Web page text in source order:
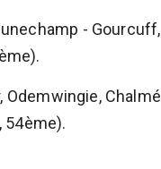
- Gourcuff,
Odemwingie, Chalmé
54ème).